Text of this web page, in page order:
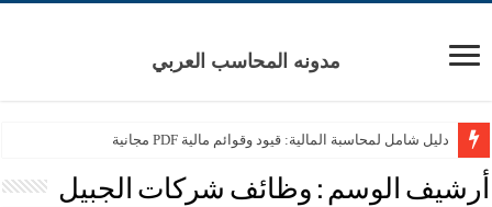
مدونه المحاسب العربي
دليل شامل لمحاسبة المالية: قيود وقوائم مالية PDF مجانية
أرشيف الوسم : وظائف شركات الجبيل